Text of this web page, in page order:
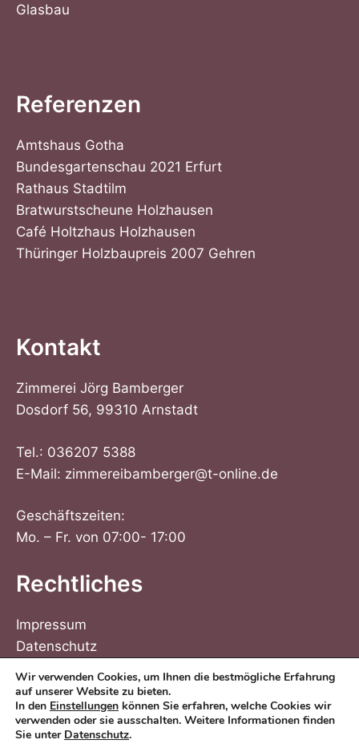
Glasbau
Referenzen
Amtshaus Gotha
Bundesgartenschau 2021 Erfurt
Rathaus Stadtilm
Bratwurstscheune Holzhausen
Café Holtzhaus Holzhausen
Thüringer Holzbaupreis 2007 Gehren
Kontakt
Zimmerei Jörg Bamberger
Dosdorf 56, 99310 Arnstadt
Tel.: 036207 5388
E-Mail: zimmereibamberger@t-online.de
Geschäftszeiten:
Mo. – Fr. von 07:00- 17:00
Rechtliches
Impressum
Datenschutz
Wir verwenden Cookies, um Ihnen die bestmögliche Erfahrung
auf unserer Website zu bieten.
In den Einstellungen können Sie erfahren, welche Cookies wir
verwenden oder sie ausschalten. Weitere Informationen finden
Sie unter Datenschutz.